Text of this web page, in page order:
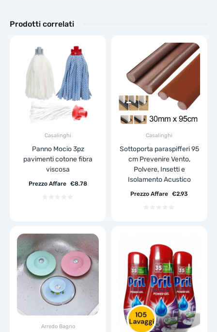
Prodotti correlati
Casalinghi
Panno Mocio 3pz
pavimenti cotone fibra
viscosa
€8.78
Prezzo Affare
Casalinghi
Sottoporta paraspifferi 95
cm Prevenire Vento,
Polvere, Insetti e
Isolamento Acustico
€2.93
Prezzo Affare
Arredo Bagno